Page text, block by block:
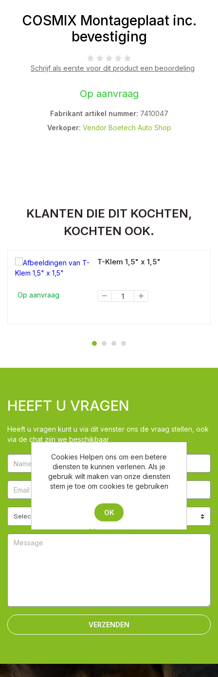
COSMIX Montageplaat inc.
bevestiging
Schrijf als eerste voor dit product een beoordeling
Op aanvraag
Fabrikant artikel nummer: 7410047
Verkoper: Vendor Boetech Auto Shop
KLANTEN DIE DIT KOCHTEN,
KOCHTEN OOK.
Op aanvraag
T-Klem 1,5" x 1,5"
HEEFT U VRAGEN
Heeft u vragen kunt u via dit venster ons de vraag stellen, ook
via de chat zijn we beschikbaar
VERZENDEN
Cookies Helpen ons om een betere
diensten te kunnen verlenen. Als je
gebruik wilt maken van onze diensten
stem je toe om cookies te gebruiken
OK
Meer weten